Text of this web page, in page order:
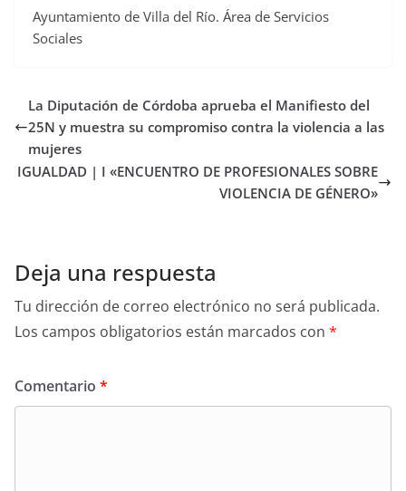
Ayuntamiento de Villa del Río. Área de Servicios
Sociales
La Diputación de Córdoba aprueba el Manifiesto del
25N y muestra su compromiso contra la violencia a las
mujeres
IGUALDAD | I «ENCUENTRO DE PROFESIONALES SOBRE
VIOLENCIA DE GÉNERO»
Deja una respuesta
Tu dirección de correo electrónico no será publicada.
Los campos obligatorios están marcados con *
Comentario *